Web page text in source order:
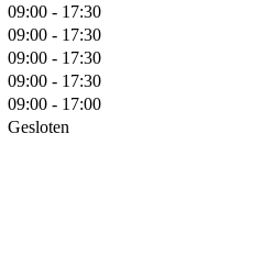
09:00 - 17:30
09:00 - 17:30
09:00 - 17:30
09:00 - 17:30
09:00 - 17:00
Gesloten